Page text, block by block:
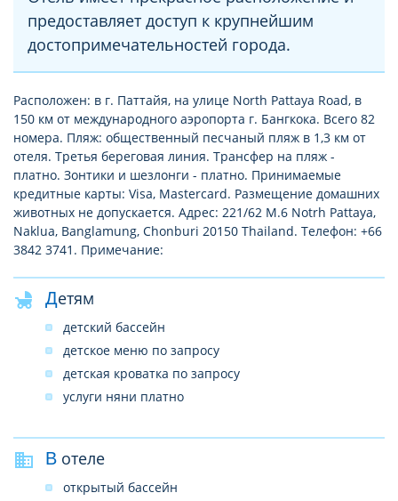
предоставляет доступ к крупнейшим
достопримечательностей города.
Расположен: в г. Паттайя, на улице North Pattaya Road, в
150 км от международного аэропорта г. Бангкока. Всего 82
номера. Пляж: общественный песчаный пляж в 1,3 км от
отеля. Третья береговая линия. Трансфер на пляж -
платно. Зонтики и шезлонги - платно. Принимаемые
кредитные карты: Visa, Mastercard. Размещение домашних
животных не допускается. Адрес: 221/62 M.6 Notrh Pattaya,
Naklua, Banglamung, Chonburi 20150 Thailand. Телефон: +66
3842 3741. Примечание:
Детям
детский бассейн
детское меню по запросу
детская кроватка по запросу
услуги няни платно
В отеле
открытый бассейн